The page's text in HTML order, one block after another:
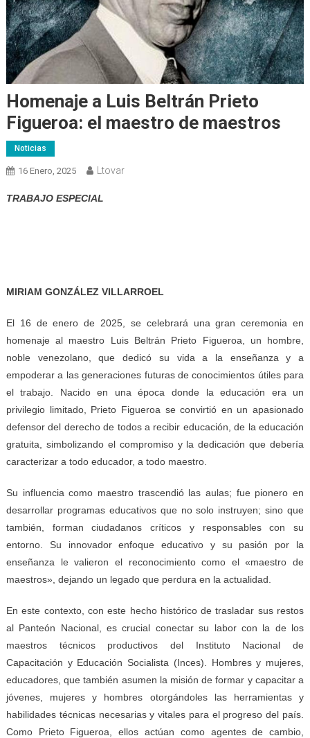
Homenaje a Luis Beltrán Prieto
Figueroa: el maestro de maestros
Noticias
16 Enero, 2025 Ltovar
TRABAJO ESPECIAL
MIRIAM GONZÁLEZ VILLARROEL
El 16 de enero de 2025, se celebrará una gran ceremonia en
homenaje al maestro Luis Beltrán Prieto Figueroa, un hombre,
noble venezolano, que dedicó su vida a la enseñanza y a
empoderar a las generaciones futuras de conocimientos útiles para
el trabajo. Nacido en una época donde la educación era un
privilegio limitado, Prieto Figueroa se convirtió en un apasionado
defensor del derecho de todos a recibir educación, de la educación
gratuita, simbolizando el compromiso y la dedicación que debería
caracterizar a todo educador, a todo maestro.
Su influencia como maestro trascendió las aulas; fue pionero en
desarrollar programas educativos que no solo instruyen; sino que
también, forman ciudadanos críticos y responsables con su
entorno. Su innovador enfoque educativo y su pasión por la
enseñanza le valieron el reconocimiento como el «maestro de
maestros», dejando un legado que perdura en la actualidad.
En este contexto, con este hecho histórico de trasladar sus restos
al Panteón Nacional, es crucial conectar su labor con la de los
maestros técnicos productivos del Instituto Nacional de
Capacitación y Educación Socialista (Inces). Hombres y mujeres,
educadores, que también asumen la misión de formar y capacitar a
jóvenes, mujeres y hombres otorgándoles las herramientas y
habilidades técnicas necesarias y vitales para el progreso del país.
Como Prieto Figueroa, ellos actúan como agentes de cambio,